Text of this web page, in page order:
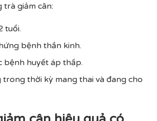
trà giảm cân:
tuổi.
bệnh thần kinh.
bệnh huyết áp thấp.
trong thời kỳ mang thai và đang cho